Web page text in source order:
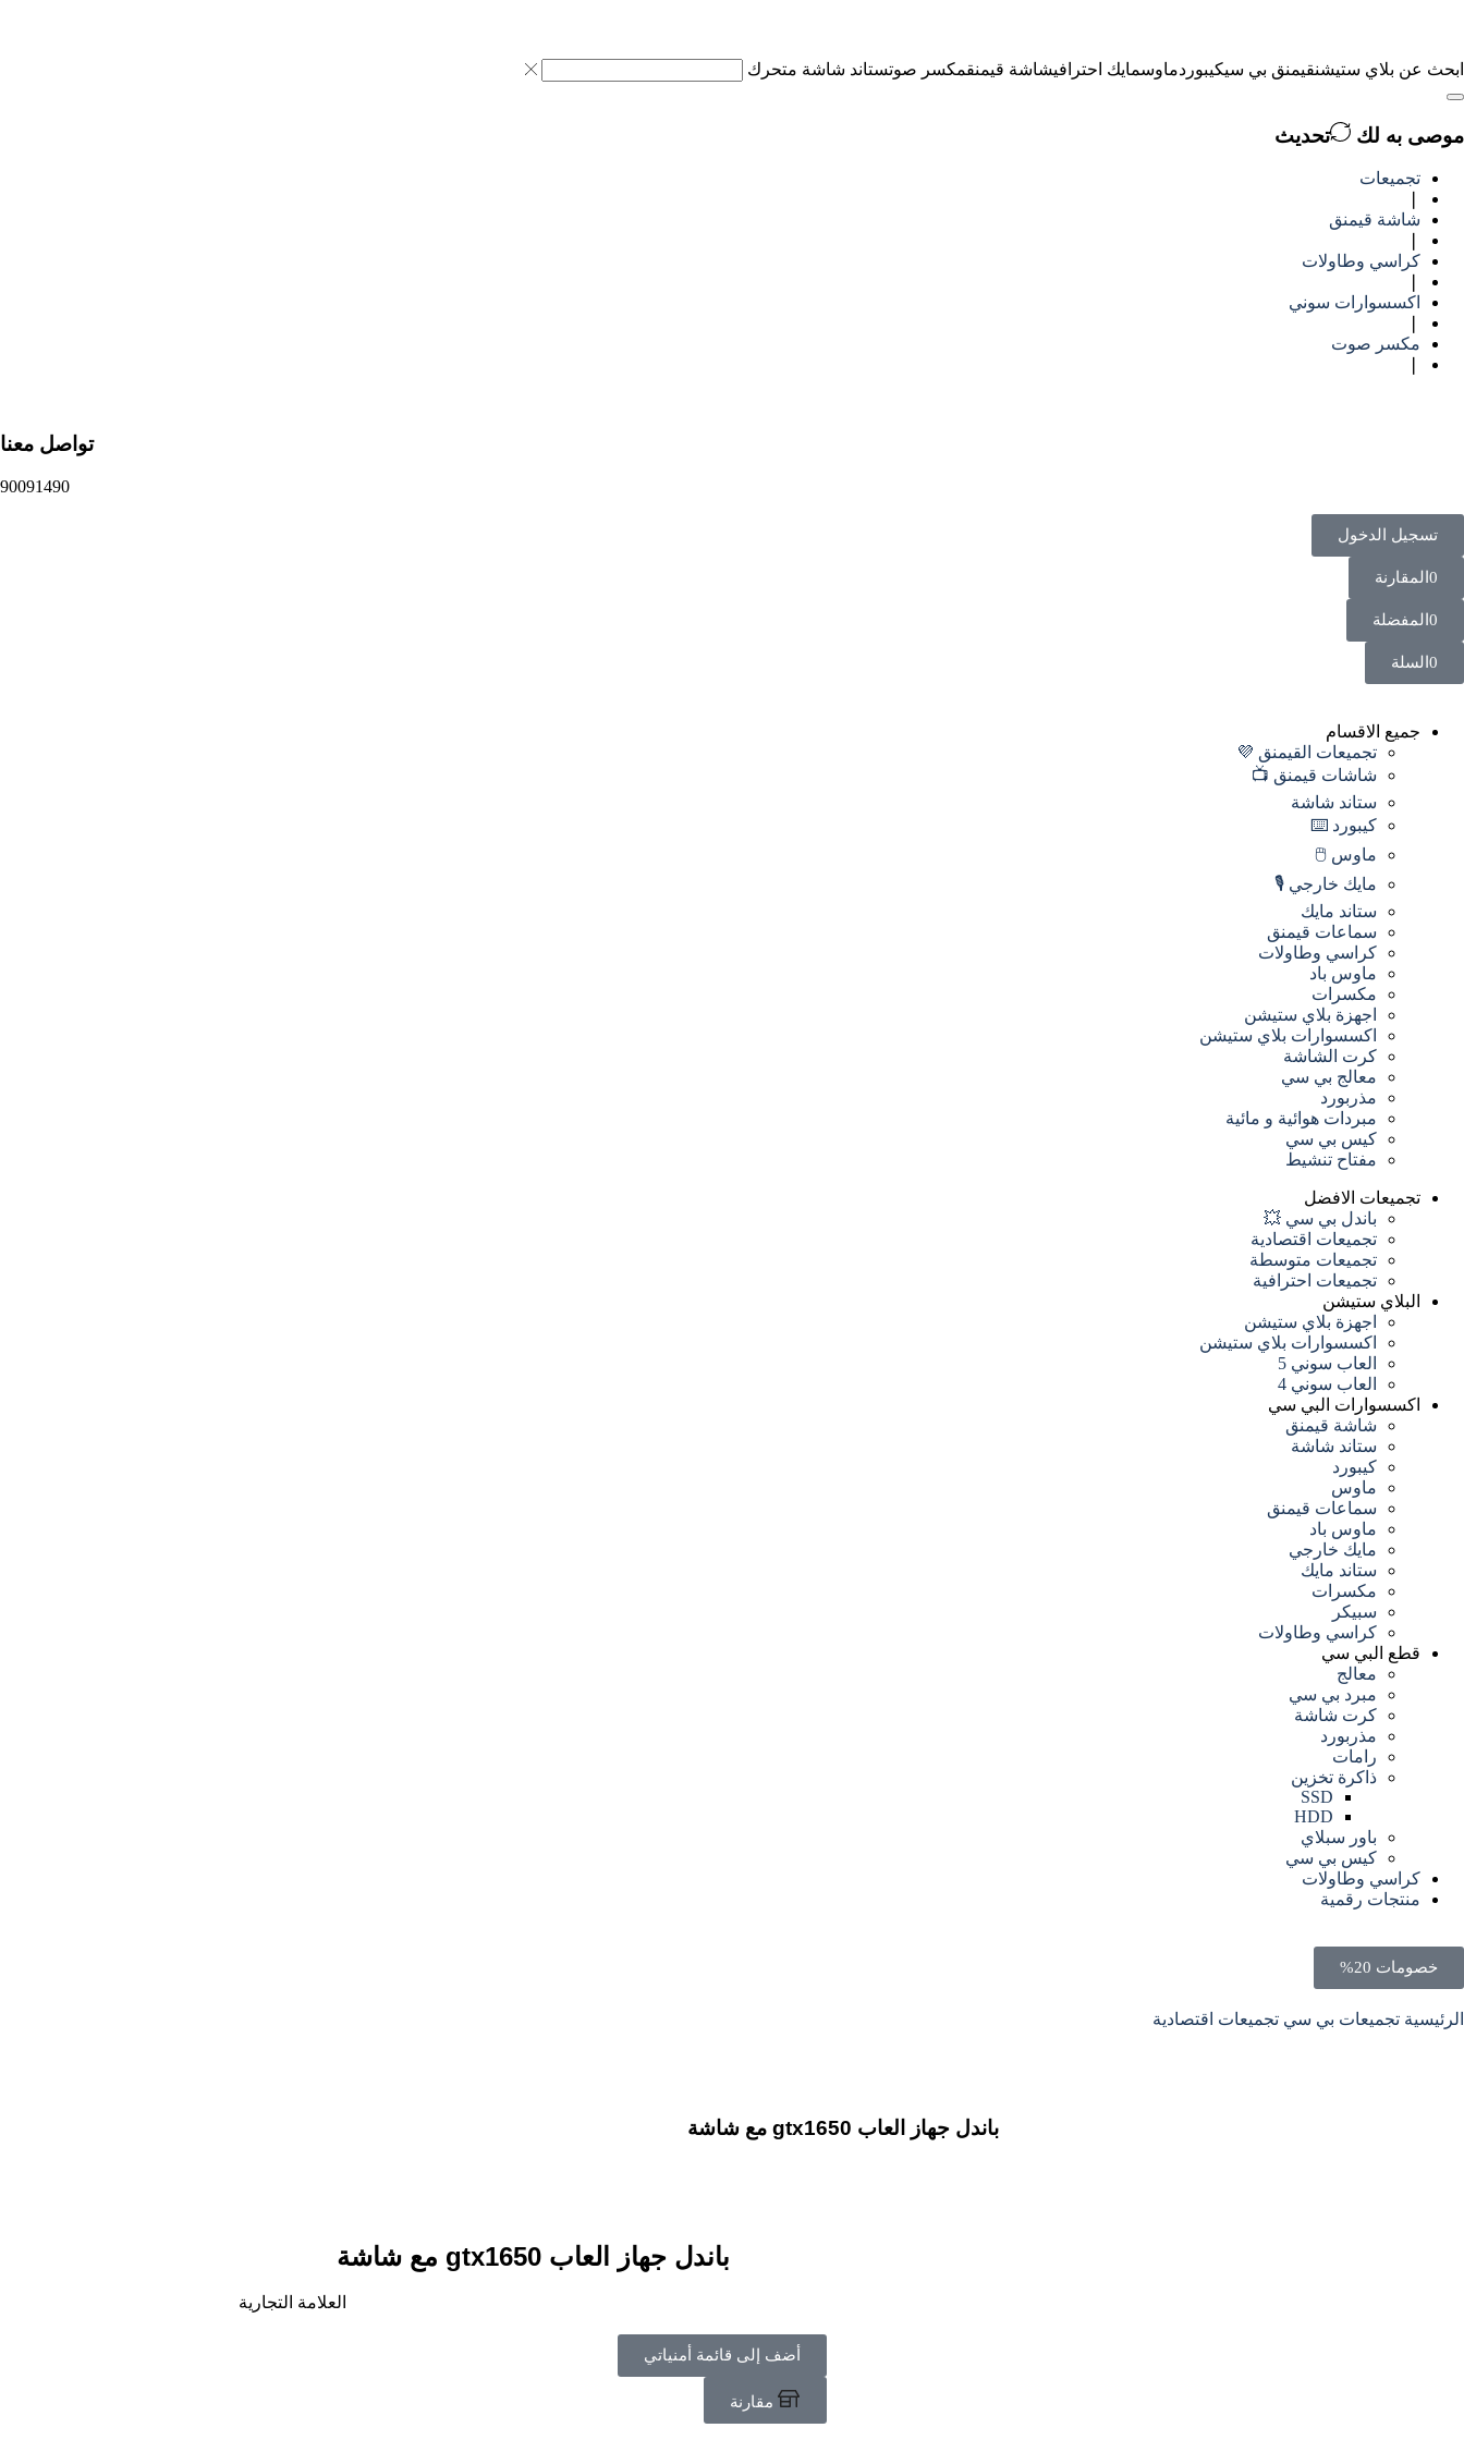
ابحث عن بلاي ستيشنقيمنق بي سيكيبوردماوسمايك احترافيشاشة قيمنقمكسر صوتستاند شاشة متحرك
موصى به لك تحديث
تجميعات
شاشة قيمنق
كراسي وطاولات
اكسسوارات سوني
مكسر صوت
تواصل معنا
90091490
تسجيل الدخول
0المقارنة
0المفضلة
0السلة
جميع الاقسام
تجميعات القيمنق 💜
شاشات قيمنق 📺
ستاند شاشة
كيبورد ⌨️
ماوس 🖱️
مايك خارجي 🎙️
ستاند مايك
سماعات قيمنق
كراسي وطاولات
ماوس باد
مكسرات
اجهزة بلاي ستيشن
اكسسوارات بلاي ستيشن
كرت الشاشة
معالج بي سي
مذربورد
مبردات هوائية و مائية
كيس بي سي
مفتاح تنشيط
تجميعات الافضل
باندل بي سي 💥
تجميعات اقتصادية
تجميعات متوسطة
تجميعات احترافية
البلاي ستيشن
اجهزة بلاي ستيشن
اكسسوارات بلاي ستيشن
العاب سوني 5
العاب سوني 4
اكسسوارات البي سي
شاشة قيمنق
ستاند شاشة
كيبورد
ماوس
سماعات قيمنق
ماوس باد
مايك خارجي
ستاند مايك
مكسرات
سبيكر
كراسي وطاولات
قطع البي سي
معالج
مبرد بي سي
كرت شاشة
مذربورد
رامات
ذاكرة تخزين
SSD
HDD
باور سبلاي
كيس بي سي
كراسي وطاولات
منتجات رقمية
خصومات 20%
الرئيسية تجميعات بي سي تجميعات اقتصادية
باندل جهاز العاب gtx1650 مع شاشة
باندل جهاز العاب gtx1650 مع شاشة
العلامة التجارية
أضف إلى قائمة أمنياتي
مقارنة